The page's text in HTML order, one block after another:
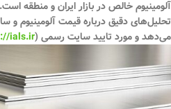
آلومینیوم خالص در بازار ایران و منطقه
تحلیل‌های دقیق درباره قیمت آلومینیوم و
می‌دهد و مورد تایید سایت رسمی (ials.ir/